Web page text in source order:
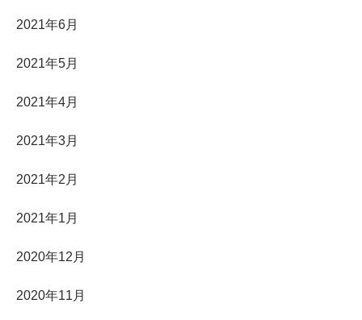
2021年6月
2021年5月
2021年4月
2021年3月
2021年2月
2021年1月
2020年12月
2020年11月